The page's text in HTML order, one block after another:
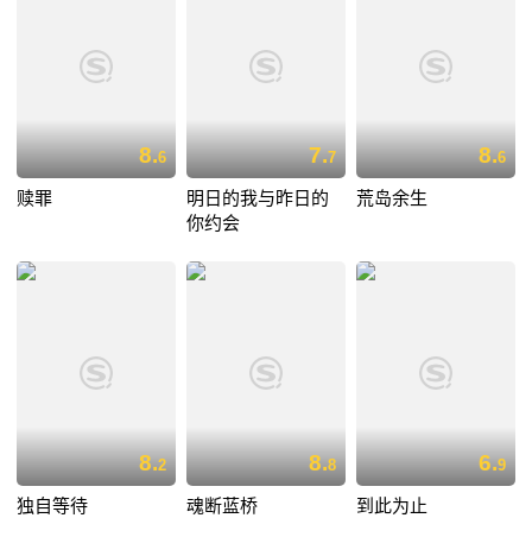
8.6
赎罪
7.7
明日的我与昨日的
你约会
8.6
荒岛余生
8.2
独自等待
8.8
魂断蓝桥
6.9
到此为止